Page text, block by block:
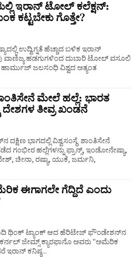
ಇರಾನ್ ಟೋಲ್‌ ಕಲೆಕ್ಷನ್:
ಕಟ್ಟಬೇಕು ಗೊತ್ತೇ?
ಉದ್ವಿಗ್ನತೆ ಹೆಚ್ಚಾದ ಬಳಿಕ ಇರಾನ್
ವಾಣಿಜ್ಯ ಹಡಗುಗಳಿಂದ ದುಬಾರಿ ಟೋಲ್ ವಸೂಲಿ
ಮೇಲೆ ಹಲ್ಲೆ: ಭಾರತ
ದೇಶಗಳ ತೀವ್ರ ಖಂಡನೆ
ಭಾಗದಲ್ಲಿ ವಿಶ್ವಸಂಸ್ಥೆ ಶಾಂತಿಸೇನೆ
ಹಲ್ಲೆಗಳನ್ನು ಫ್ರಾನ್ಸ್, ಇಂಡೋನೇಷ್ಯಾ,
ಚೀನಾ, ರಷ್ಯಾ, ಯುಕೆ, ಜರ್ಮನಿ,
ಈಗಾಗಲೇ ಗೆದ್ದಿದೆ ಎಂದು
ಥಿಂಕ್ ಟ್ಯಾಂಕ್ ಆದ ಹೆರಿಟೇಜ್ ಫೌಂಡೇಶನ್‌ನ
ಜೇಮ್ಸ್ ಕ್ಯಾರಫಾನೊ ಅವರು "ಅಮೆರಿಕ
ಇರಾನ್ ಕನಿಷ್ಠ...